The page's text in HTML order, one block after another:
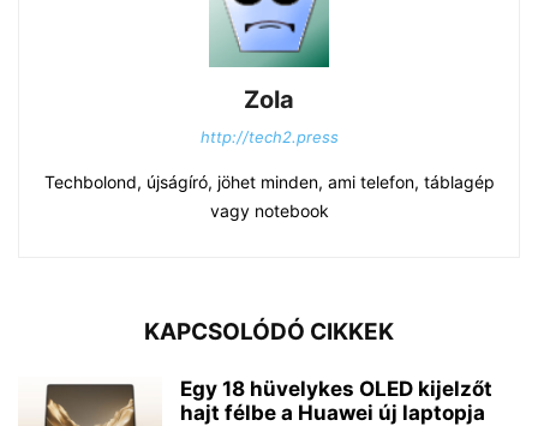
Zola
http://tech2.press
Techbolond, újságíró, jöhet minden, ami telefon, táblagép
vagy notebook
KAPCSOLÓDÓ CIKKEK
Egy 18 hüvelykes OLED kijelzőt
hajt félbe a Huawei új laptopja